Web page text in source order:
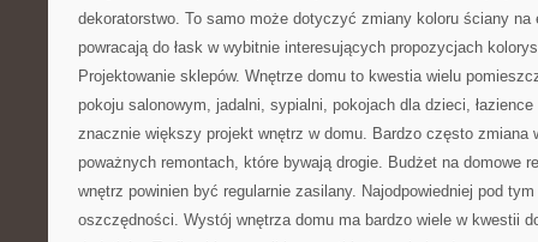
dekoratorstwo. To samo może dotyczyć zmiany koloru ściany na
powracają do łask w wybitnie interesujących propozycjach
Projektowanie sklepów. Wnętrze domu to kwestia wielu
pokoju salonowym, jadalni, sypialni, pokojach dla dzieci,
znacznie większy projekt wnętrz w domu. Bardzo często zmiana
poważnych remontach, które bywają drogie. Budżet na domowe
wnętrz powinien być regularnie zasilany. Najodpowiedniej pod
oszczędności. Wystój wnętrza domu ma bardzo wiele w kwestii